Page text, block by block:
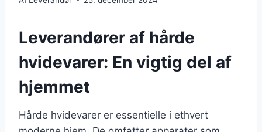
Leverandører af hårde
hvidevarer: En vigtig del af
hjemmet
Hårde hvidevarer er essentielle i ethvert